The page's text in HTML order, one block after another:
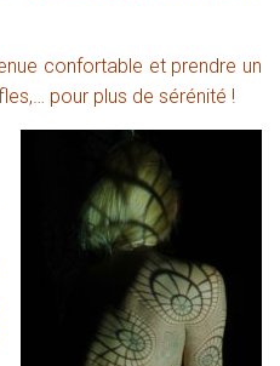
confortable et prendre un
pour plus de sérénité !